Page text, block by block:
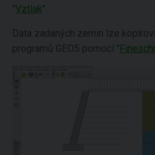
"Vztlak".
Data zadaných zemin lze
programů GEO5 pomocí "